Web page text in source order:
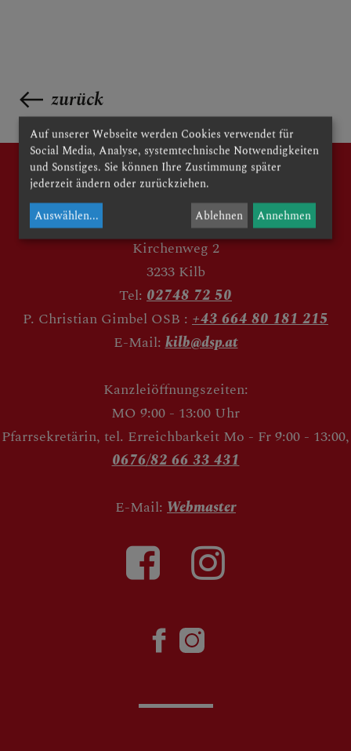
zurück
Kirchenweg 2
3233 Kilb
Tel: 02748 72 50
P. Christian Gimbel OSB : +43 664 80 181 215
E-Mail:kilb@dsp.at
Kanzleiöffnungszeiten:
MO 9:00 - 13:00 Uhr
Pfarrsekretärin, tel. Erreichbarkeit Mo - Fr 9:00 - 13:00,
0676/82 66 33 431
E-Mail: Webmaster
Auf unserer Webseite werden Cookies verwendet für
Social Media, Analyse, systemtechnische Notwendigkeiten
und Sonstiges. Sie können Ihre Zustimmung später
jederzeit ändern oder zurückziehen.
Auswählen... Ablehnen Annehmen